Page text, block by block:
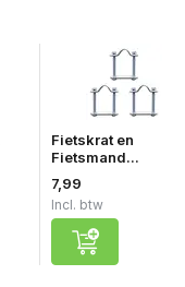
Fietskrat en
Fietsmand...
7,99
Incl. btw